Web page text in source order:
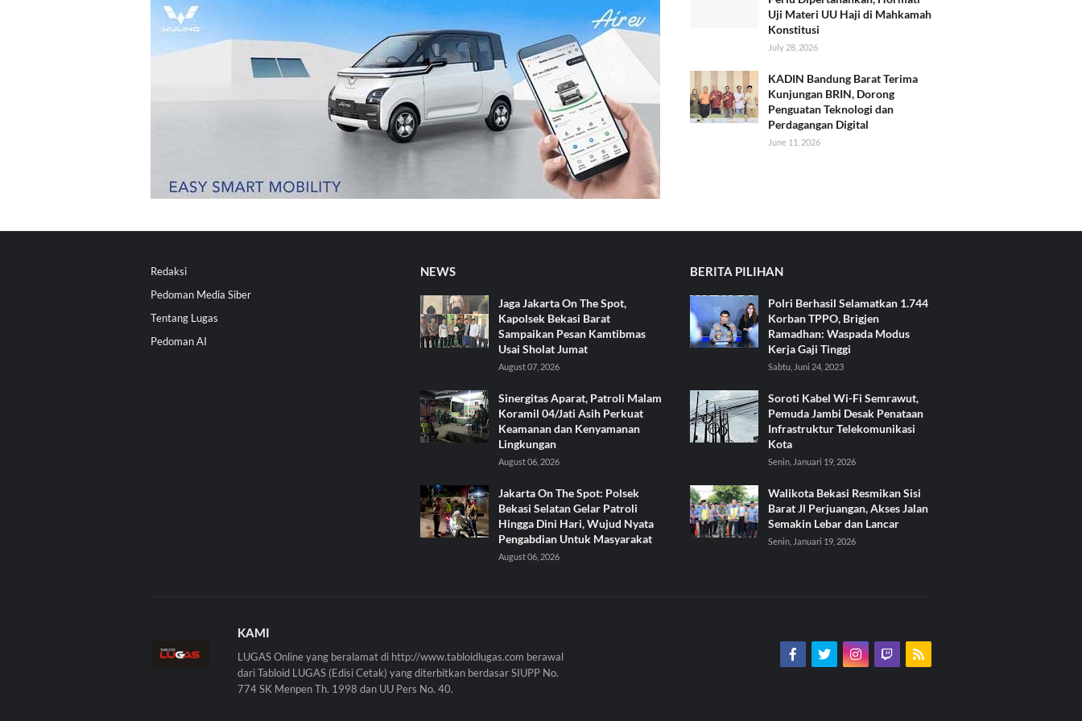
Uji Materi UU Haji di Mahkamah
Konstitusi
July 28, 2026
KADIN Bandung Barat Terima
Kunjungan BRIN, Dorong
Penguatan Teknologi dan
Perdagangan Digital
June 11, 2026
Redaksi
Pedoman Media Siber
Tentang Lugas
Pedoman AI
NEWS
Jaga Jakarta On The Spot,
Kapolsek Bekasi Barat
Sampaikan Pesan Kamtibmas
Usai Sholat Jumat
August 07, 2026
Sinergitas Aparat, Patroli Malam
Koramil 04/Jati Asih Perkuat
Keamanan dan Kenyamanan
Lingkungan
August 06, 2026
Jakarta On The Spot: Polsek
Bekasi Selatan Gelar Patroli
Hingga Dini Hari, Wujud Nyata
Pengabdian Untuk Masyarakat
August 06, 2026
BERITA PILIHAN
Polri Berhasil Selamatkan 1.744
Korban TPPO, Brigjen
Ramadhan: Waspada Modus
Kerja Gaji Tinggi
Sabtu, Juni 24, 2023
Soroti Kabel Wi-Fi Semrawut,
Pemuda Jambi Desak Penataan
Infrastruktur Telekomunikasi
Kota
Senin, Januari 19, 2026
Walikota Bekasi Resmikan Sisi
Barat Jl Perjuangan, Akses Jalan
Semakin Lebar dan Lancar
Senin, Januari 19, 2026
KAMI
LUGAS Online yang beralamat di http://www.tabloidlugas.com berawal
dari Tabloid LUGAS (Edisi Cetak) yang diterbitkan berdasar SIUPP No.
774 SK Menpen Th. 1998 dan UU Pers No. 40.